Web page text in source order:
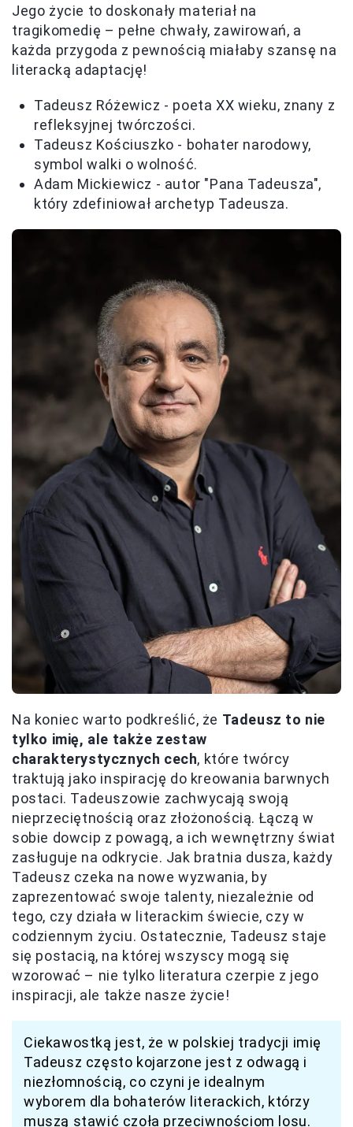
Jego życie to doskonały materiał na
tragikomedię – pełne chwały, zawirowań, a
każda przygoda z pewnością miałaby szansę na
literacką adaptację!
Tadeusz Różewicz - poeta XX wieku, znany z
refleksyjnej twórczości.
Tadeusz Kościuszko - bohater narodowy,
symbol walki o wolność.
Adam Mickiewicz - autor "Pana Tadeusza",
który zdefiniował archetyp Tadeusza.
Na koniec warto podkreślić, że Tadeusz to nie
tylko imię, ale także zestaw
charakterystycznych cech, które twórcy
traktują jako inspirację do kreowania barwnych
postaci. Tadeuszowie zachwycają swoją
nieprzeciętnością oraz złożonością. Łączą w
sobie dowcip z powagą, a ich wewnętrzny świat
zasługuje na odkrycie. Jak bratnia dusza, każdy
Tadeusz czeka na nowe wyzwania, by
zaprezentować swoje talenty, niezależnie od
tego, czy działa w literackim świecie, czy w
codziennym życiu. Ostatecznie, Tadeusz staje
się postacią, na której wszyscy mogą się
wzorować – nie tylko literatura czerpie z jego
inspiracji, ale także nasze życie!
Ciekawostką jest, że w polskiej tradycji imię
Tadeusz często kojarzone jest z odwagą i
niezłomnością, co czyni je idealnym
wyborem dla bohaterów literackich, którzy
muszą stawić czoła przeciwnościom losu.